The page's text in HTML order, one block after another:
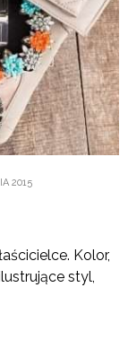
2015
Kolor,
styl,